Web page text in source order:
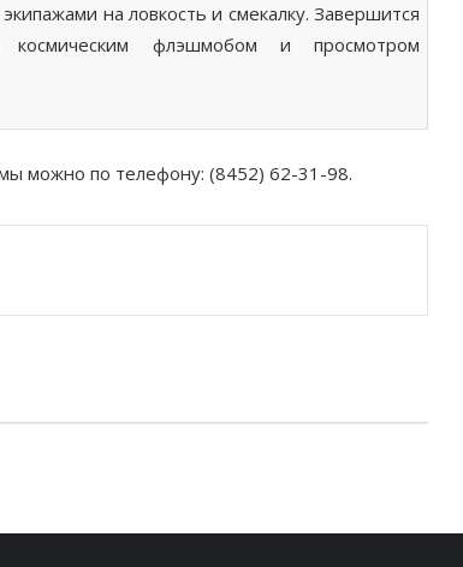
на ловкость и смекалку. Завершится
космическим флэшмобом и просмотром
можно по телефону: (8452) 62-31-98.